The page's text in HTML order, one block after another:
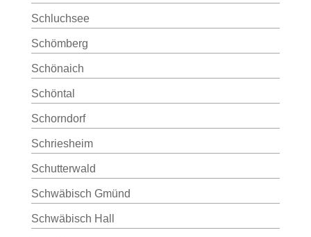
Schluchsee
Schömberg
Schönaich
Schöntal
Schorndorf
Schriesheim
Schutterwald
Schwäbisch Gmünd
Schwäbisch Hall